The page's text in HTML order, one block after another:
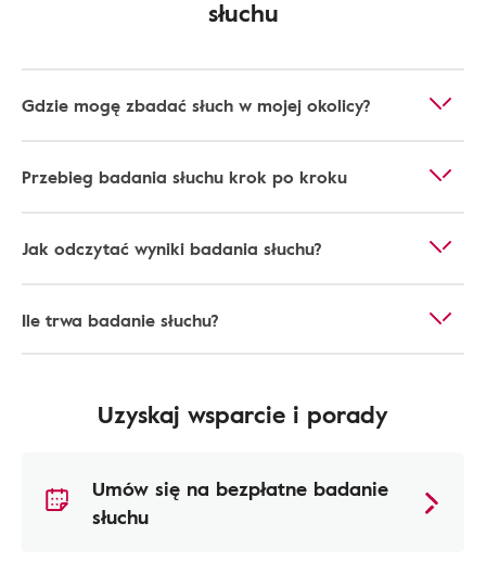
słuchu
Gdzie mogę zbadać słuch w mojej okolicy?
Przebieg badania słuchu krok po kroku
Jak odczytać wyniki badania słuchu?
Ile trwa badanie słuchu?
Uzyskaj wsparcie i porady
Umów się na bezpłatne badanie
słuchu